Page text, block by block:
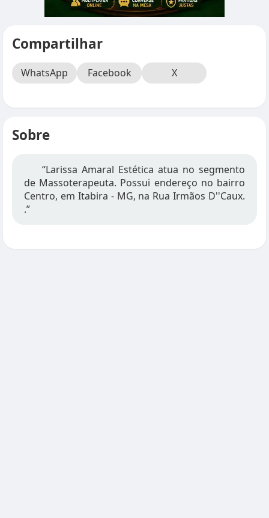
Compartilhar
WhatsApp Facebook X
Sobre
“Larissa Amaral Estética atua no segmento
de Massoterapeuta. Possui endereço no bairro
Centro, em Itabira - MG, na Rua Irmãos D''Caux.
.”